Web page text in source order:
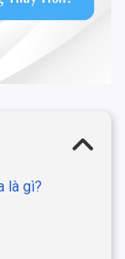
là gì?